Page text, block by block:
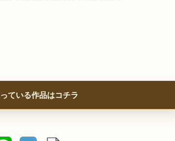
ている作品はコチラ